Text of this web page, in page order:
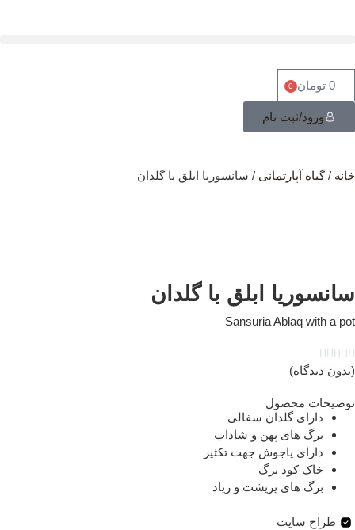
تومان 0
ورود/ثبت نام
/ گیاه آپارتمانی/ سانسوریا ابلق با گلدان
ابلق با گلدان
Sansuria Ablaq with a




دیدگاه)
محصول
دارای گلدان سفالی
برگ های پهن و شاداب
دارای پاجوش جهت تکثیر
خاک کود برگ
برگ های پرپشت و زیاد
طراح سایت